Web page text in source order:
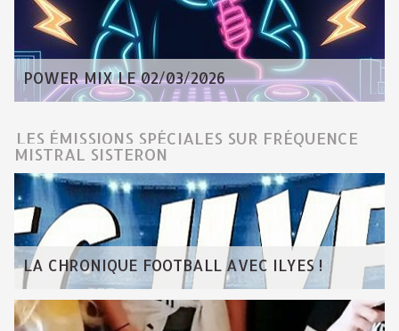
POWER MIX LE 02/03/2026
LES ÉMISSIONS SPÉCIALES SUR FRÉQUENCE
MISTRAL SISTERON
LA CHRONIQUE FOOTBALL AVEC ILYES !